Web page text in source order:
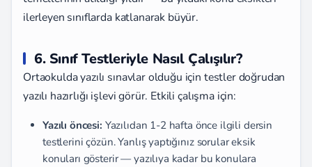
ilerleyen sınıflarda katlanarak büyür.
6. Sınıf Testleriyle Nasıl Çalışılır?
Ortaokulda yazılı sınavlar olduğu için testler doğrudan
yazılı hazırlığı işlevi görür. Etkili çalışma için:
Yazılı öncesi: Yazılıdan 1-2 hafta önce ilgili dersin
testlerini çözün. Yanlış yaptığınız sorular eksik
konuları gösterir — yazılıya kadar bu konulara